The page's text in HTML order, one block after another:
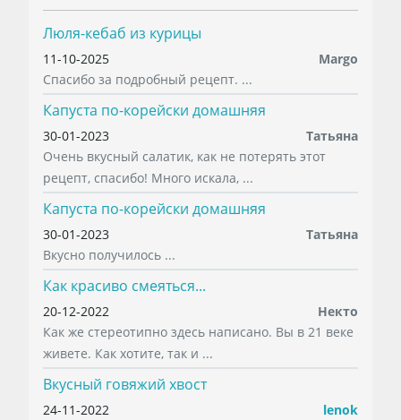
Люля-кебаб из курицы
11-10-2025
Margo
Спасибо за подробный рецепт. ...
Капуста по-корейски домашняя
30-01-2023
Татьяна
Очень вкусный салатик, как не потерять этот
рецепт, спасибо! Много искала, ...
Капуста по-корейски домашняя
30-01-2023
Татьяна
Вкусно получилось ...
Как красиво смеяться...
20-12-2022
Некто
Как же стереотипно здесь написано. Вы в 21 веке
живете. Как хотите, так и ...
Вкусный говяжий хвост
24-11-2022
lenok